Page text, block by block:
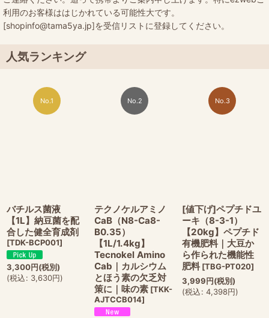
利用のお客様ははじかれている可能性大です。
[shopinfo@tama5ya.jp]を受信リストに登録してください。
人気ランキング
No.1
バチルス菌液
【1L】納豆菌を配
合した健全育成剤
[TDK-BCP001]
3,300円(税別)
(税込: 3,630円)
No.2
テクノケルアミノ
CaB（N8-Ca8-
B0.35）
【1L/1.4kg】
Tecnokel Amino
Cab｜カルシウム
とほう素の欠乏対
策に｜味の素 [TKK-
AJTCCB014]
No.3
[値下げ]ペプチドユ
ーキ（8-3-1）
【20kg】ペプチド
有機肥料｜大豆か
ら作られた機能性
肥料 [TBG-PT020]
3,999円(税別)
(税込: 4,398円)